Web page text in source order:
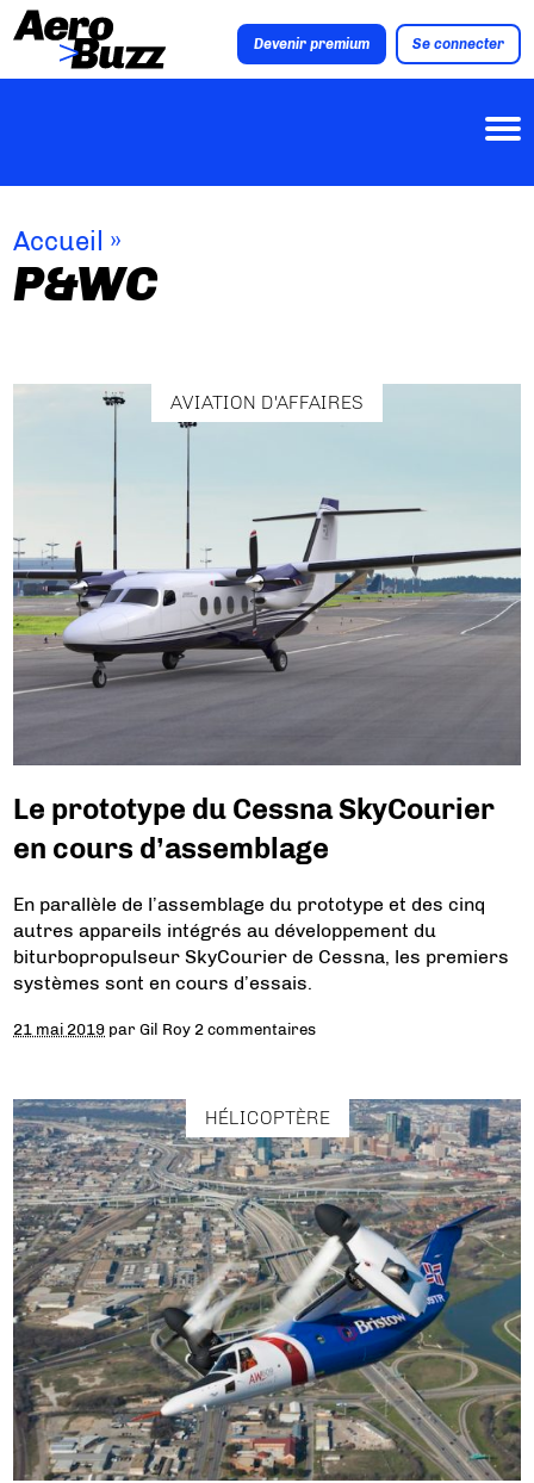
Devenir premium Se connecter
Accueil »
P&WC
AVIATION D'AFFAIRES
Le prototype du Cessna SkyCourier
en cours d’assemblage
En parallèle de l’assemblage du prototype et des cinq
autres appareils intégrés au développement du
biturbopropulseur SkyCourier de Cessna, les premiers
systèmes sont en cours d’essais.
21 mai 2019 parGil Roy 2 commentaires
HÉLICOPTÈRE